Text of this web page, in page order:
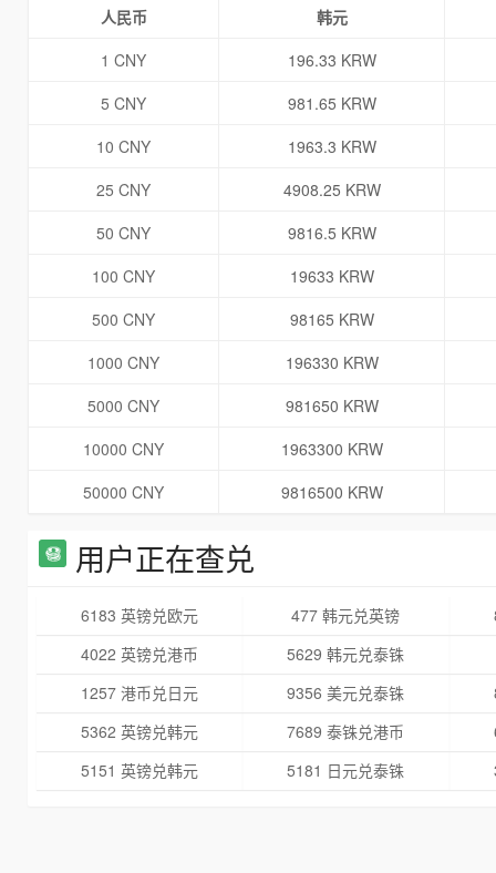
人民币
韩元
1 CNY
196.33 KRW
5 CNY
981.65 KRW
10 CNY
1963.3 KRW
25 CNY
4908.25 KRW
50 CNY
9816.5 KRW
100 CNY
19633 KRW
500 CNY
98165 KRW
1000 CNY
196330 KRW
5000 CNY
981650 KRW
10000 CNY
1963300 KRW
50000 CNY
9816500 KRW
用户正在查兑
6183 英镑兑欧元 477 韩元兑英镑
4022 英镑兑港币
5629 韩元兑泰铢
1257 港币兑日元
9356 美元兑泰铢
5362 英镑兑韩元
7689 泰铢兑港币
5151 英镑兑韩元
5181 日元兑泰铢